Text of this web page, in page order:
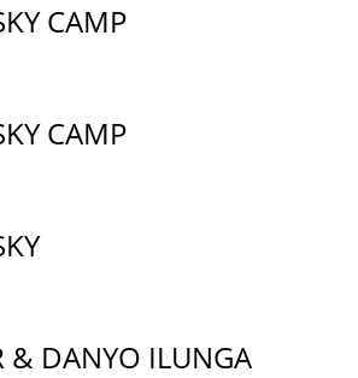
CAMP
CAMP
& DANYO ILUNGA